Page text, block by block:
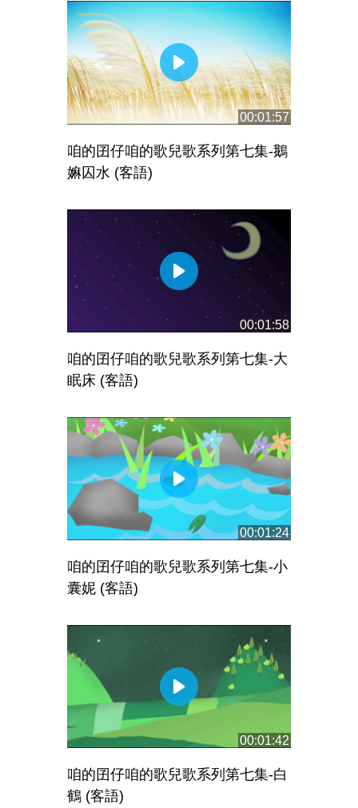
00:01:57
咱的囝仔咱的歌兒歌系列第七集-鵝
嫲囚水 (客語)
00:01:58
咱的囝仔咱的歌兒歌系列第七集-大
眠床 (客語)
00:01:24
咱的囝仔咱的歌兒歌系列第七集-小
囊妮 (客語)
00:01:42
咱的囝仔咱的歌兒歌系列第七集-白
鶴 (客語)